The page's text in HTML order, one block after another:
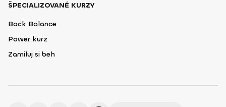
ŠPECIALIZOVANÉ KURZY
Back Balance
Power kurz
Zamiluj si beh